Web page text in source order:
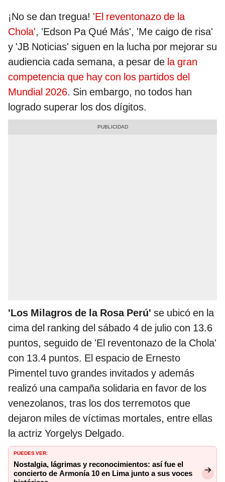
¡No se dan tregua! 'El reventonazo de la
Chola', 'Edson Pa Qué Más', 'Me caigo de risa'
y 'JB Noticias' siguen en la lucha por mejorar su
audiencia cada semana, a pesar de la gran
competencia que hay con los partidos del
Mundial 2026. Sin embargo, no todos han
logrado superar los dos dígitos.
'Los Milagros de la Rosa Perú' se ubicó en la
cima del ranking del sábado 4 de julio con 13.6
puntos, seguido de 'El reventonazo de la Chola'
con 13.4 puntos. El espacio de Ernesto
Pimentel tuvo grandes invitados y además
realizó una campaña solidaria en favor de los
venezolanos, tras los dos terremotos que
dejaron miles de víctimas mortales, entre ellas
la actriz Yorgelys Delgado.
PUEDES VER:
Nostalgia, lágrimas y reconocimientos: así fue el
concierto de Armonía 10 en Lima junto a sus voces